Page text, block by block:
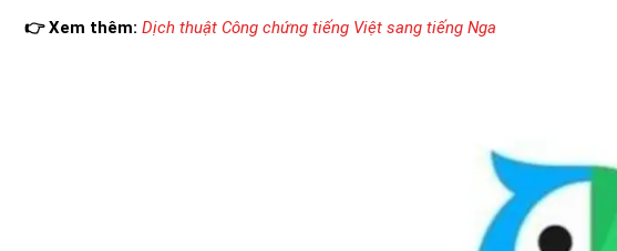
👉 Xem thêm: Dịch thuật Công chứng tiếng Việt sang tiếng Nga